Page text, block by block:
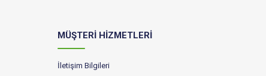
MÜŞTERİ HİZMETLERİ
İletişim Bilgileri